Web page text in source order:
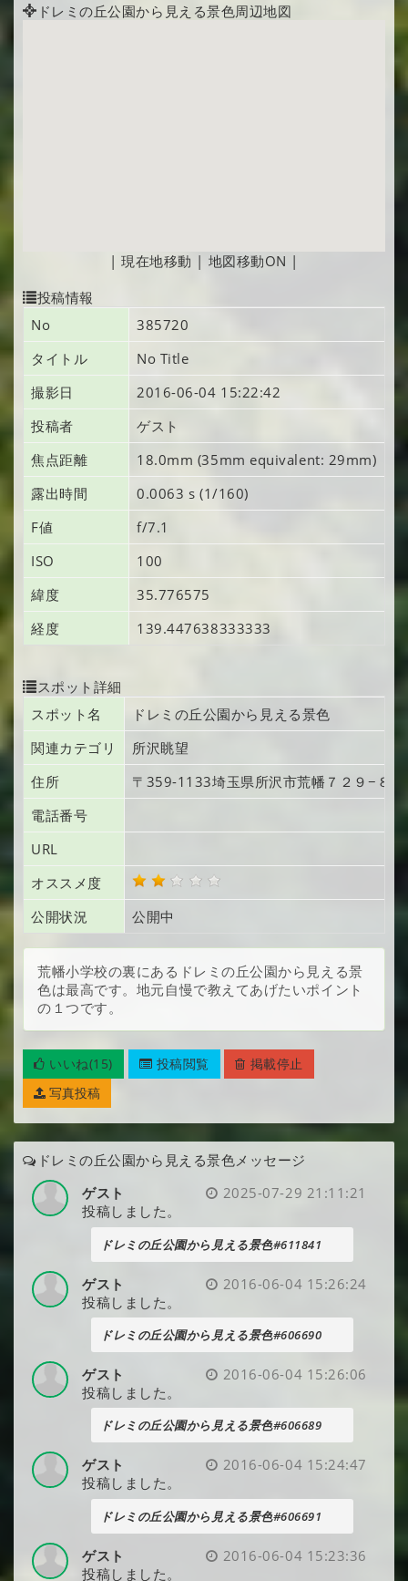
ドレミの丘公園から見える景色周辺地図
|現在地移動 | 地図移動ON |
投稿情報
No
385720
タイトル
No Title
撮影日
2016-06-04 15:22:42
投稿者
ゲスト
焦点距離
18.0mm (35mm equivalent: 29mm)
露出時間
0.0063 s (1/160)
F値
f/7.1
ISO
100
緯度
35.776575
経度
139.447638333333
スポット詳細
スポット名
ドレミの丘公園から見える景色
関連カテゴリ
所沢眺望
住所
〒359-1133埼玉県所沢市荒幡 ７２９−８
電話番号
URL
オススメ度
公開状況
公開中
荒幡小学校の裏にあるドレミの丘公園から見える景
色は最高です。地元自慢で教えてあげたいポイント
の１つです。
いいね(15) 投稿閲覧
掲載停止
写真投稿
ドレミの丘公園から見える景色メッセージ
2025-07-29 21:11:21
ゲスト
投稿しました。
ドレミの丘公園から見える景色#611841
2016-06-04 15:26:24
ゲスト
投稿しました。
ドレミの丘公園から見える景色#606690
2016-06-04 15:26:06
ゲスト
投稿しました。
ドレミの丘公園から見える景色#606689
2016-06-04 15:24:47
ゲスト
投稿しました。
ドレミの丘公園から見える景色#606691
2016-06-04 15:23:36
ゲスト
投稿しました。